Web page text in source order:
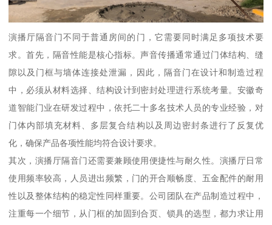
演播厅隔音门不同于普通房间的门，它需要同时满足多项技术要
求。首先，隔音性能是核心指标。声音传播通常通过门体结构、缝
隙以及门框与墙体连接处泄漏，因此，隔音门在设计和制造过程
中，必须从材料选择、结构设计到密封处理进行系统考量。安徽奇
道智能门业在研发过程中，依托二十多名技术人员的专业经验，对
门体内部填充材料、多层复合结构以及周边密封条进行了反复优
化，确保产品各项性能均符合设计要求。
其次，演播厅隔音门还需要兼顾使用便捷性与耐久性。演播厅日常
使用频率较高，人员进出频繁，门的开合顺畅度、五金配件的耐用
性以及整体结构的稳定性同样重要。公司团队在产品制造过程中，
注重每一个细节，从门框的加固到合页、锁具的选型，都力求让用